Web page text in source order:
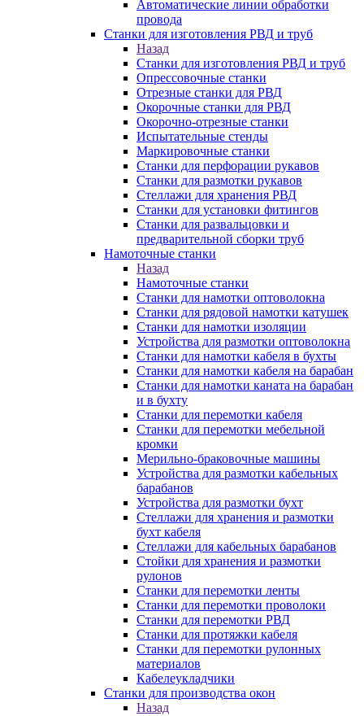
Автоматические линии обработки
провода
Станки для изготовления РВД и труб
Назад
Станки для изготовления РВД и труб
Опрессовочные станки
Отрезные станки для РВД
Окорочные станки для РВД
Окорочно-отрезные станки
Испытательные стенды
Маркировочные станки
Станки для перфорации рукавов
Станки для размотки рукавов
Стеллажи для хранения РВД
Станки для установки фитингов
Станки для развальцовки и
предварительной сборки труб
Намоточные станки
Назад
Намоточные станки
Станки для намотки оптоволокна
Станки для рядовой намотки катушек
Станки для намотки изоляции
Устройства для размотки оптоволокна
Станки для намотки кабеля в бухты
Станки для намотки кабеля на барабан
Станки для намотки каната на барабан
и в бухту
Станки для перемотки кабеля
Станки для перемотки мебельной
кромки
Мерильно-браковочные машины
Устройства для размотки кабельных
барабанов
Устройства для размотки бухт
Стеллажи для хранения и размотки
бухт кабеля
Стеллажи для кабельных барабанов
Стойки для хранения и размотки
рулонов
Станки для перемотки ленты
Станки для перемотки проволоки
Станки для перемотки РВД
Станки для протяжки кабеля
Станки для перемотки рулонных
материалов
Кабелеукладчики
Станки для производства окон
Назад